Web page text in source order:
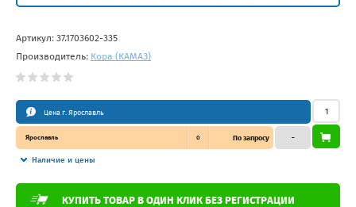
Артикул: 37.1703602-335
Производитель: Кора (КАМАЗ)
Цена г. Ярославль
Ярославль 0 По запросу
Наличие и цены
–
КУПИТЬ ТОВАР В ОДИН КЛИК БЕЗ РЕГИСТРАЦИИ